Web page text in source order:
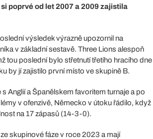
poprvé od let 2007 a 2009 zajistila
výsledek výrazně upozornil na
v základní sestavě. Three Lions alespoň
tou poslední bylo střetnutí třetího hracího dne
by jí zajistilo první místo ve skupině B.
Anglií a Španělskem favoritem turnaje a po
v ofenzivě, Německo v útoku řádilo, když
na 17 zápasů (14-3-0).
skupinové fáze v roce 2023 a mají